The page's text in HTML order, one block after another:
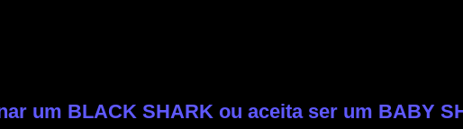
um BLACK SHARK ou aceita ser um BABY